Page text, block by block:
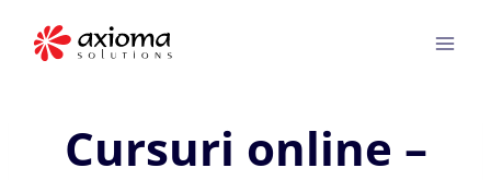
Cursuri online –